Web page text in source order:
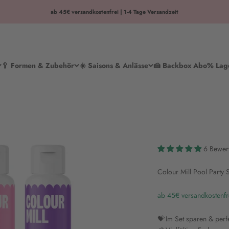
ab 45€ versandkostenfrei | 1-4 Tage Versandzeit
🥄 Formen & Zubehör ☀️ Saisons & Anlässe 🍰 Backbox Abo%
6
Colour Mill Pool Party
ab 45€
💝 Im Set sparen &